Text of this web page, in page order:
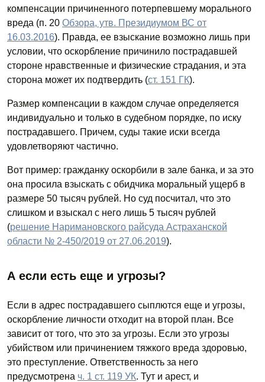
компенсации причиненного потерпевшему морального
вреда (п. 20 Обзора, утв. Президиумом ВС от
16.03.2016). Правда, ее взыскание возможно лишь при
условии, что оскорбление причинило пострадавшей
стороне нравственные и физические страдания, и эта
сторона может их подтвердить (ст. 151 ГК).
Размер компенсации в каждом случае определяется
индивидуально и только в судебном порядке, по иску
пострадавшего. Причем, суды такие иски всегда
удовлетворяют частично.
Вот пример: гражданку оскорбили в зале банка, и за это
она просила взыскать с обидчика моральный ущерб в
размере 50 тысяч рублей. Но суд посчитал, что это
слишком и взыскал с него лишь 5 тысяч рублей
(решение Наримановского райсуда Астраханской
области № 2-450/2019 от 27.06.2019).
А если есть еще и угрозы?
Если в адрес пострадавшего сыплются еще и угрозы,
оскорбление личности отходит на второй план. Все
зависит от того, что это за угрозы. Если это угрозы
убийством или причинением тяжкого вреда здоровью,
это преступление. Ответственность за него
предусмотрена ч. 1 ст. 119 УК. Тут и арест, и